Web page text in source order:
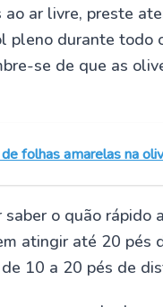
ar livre, preste
pleno durante todo
se de que as
folhas amarelas na
o quão rápido
atingir até 20
10 a 20 pés de